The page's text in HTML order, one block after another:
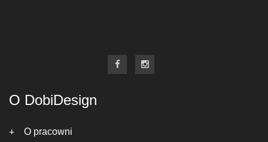
O DobiDesign
O pracowni